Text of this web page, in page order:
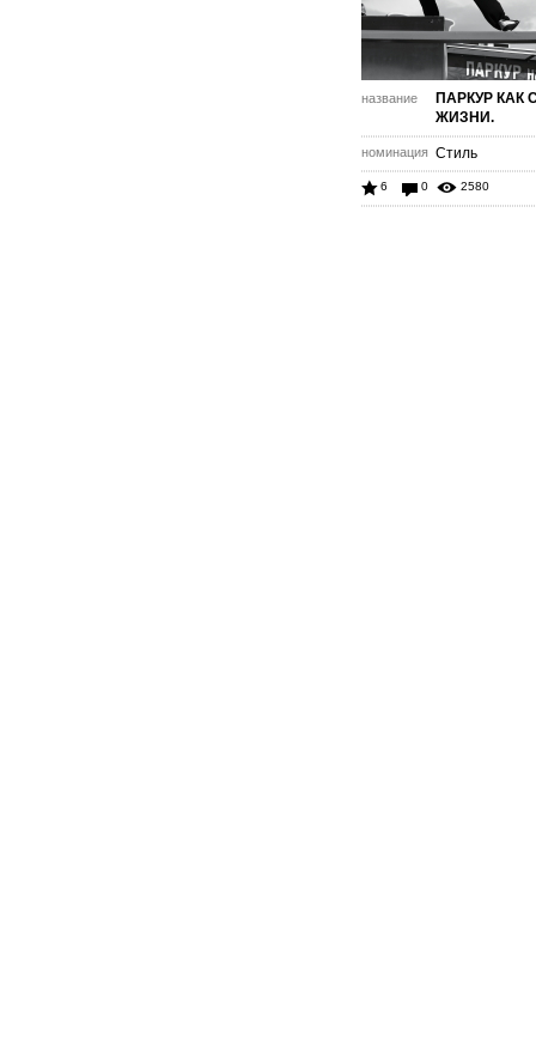
название
ПАРКУР КАК
ЖИЗНИ.
номинация Стиль
6 0 2580